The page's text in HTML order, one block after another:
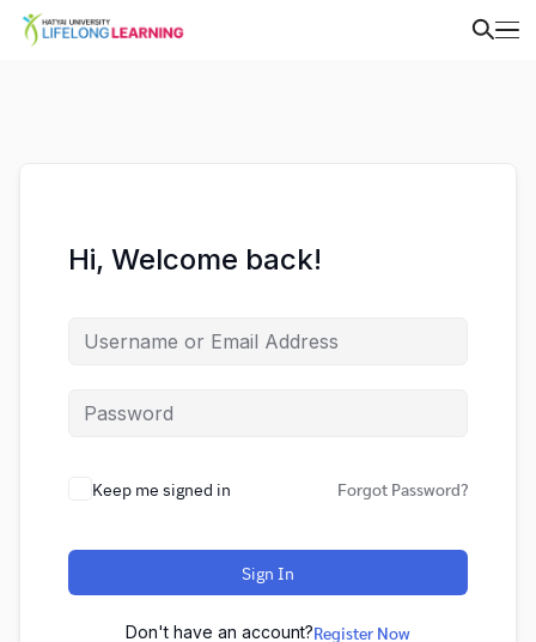
Hi, Welcome back!
Keep me signed in Forgot Password?
Sign In
Don't have an account?Register Now